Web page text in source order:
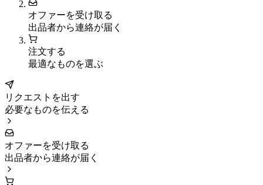
オファーを受け取る
出品者から連絡が届く
注文する
最適なものを選ぶ
リクエストを出す
必要なものを伝える
オファーを受け取る
出品者から連絡が届く